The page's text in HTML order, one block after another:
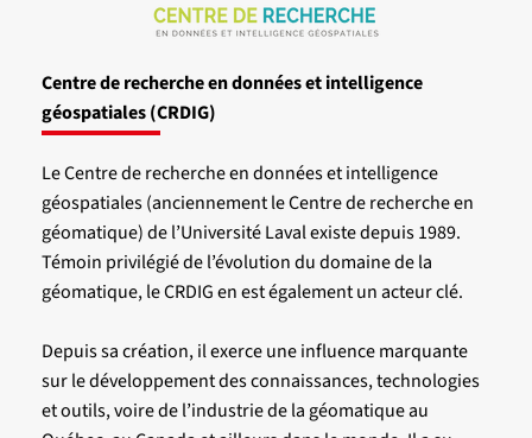
Centre de recherche en données et intelligence
géospatiales (CRDIG)
Le Centre de recherche en données et intelligence
géospatiales (anciennement le Centre de recherche en
géomatique) de l’Université Laval existe depuis 1989.
Témoin privilégié de l’évolution du domaine de la
géomatique, le CRDIG en est également un acteur clé.
Depuis sa création, il exerce une influence marquante
sur le développement des connaissances, technologies
et outils, voire de l’industrie de la géomatique au